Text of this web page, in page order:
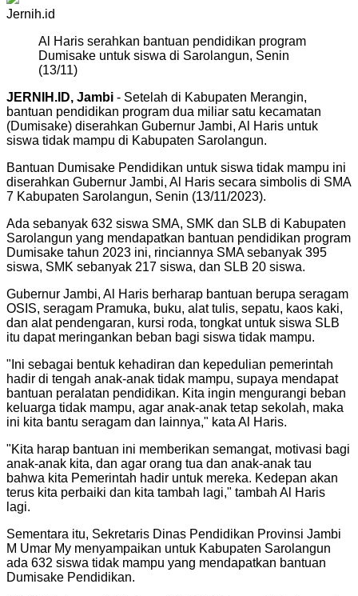
Jernih.id
Al Haris serahkan bantuan pendidikan program
Dumisake untuk siswa di Sarolangun, Senin
(13/11)
JERNIH.ID, Jambi - Setelah di Kabupaten Merangin,
bantuan pendidikan program dua miliar satu kecamatan
(Dumisake) diserahkan Gubernur Jambi, Al Haris untuk
siswa tidak mampu di Kabupaten Sarolangun.
Bantuan Dumisake Pendidikan untuk siswa tidak mampu ini
diserahkan Gubernur Jambi, Al Haris secara simbolis di SMA
7 Kabupaten Sarolangun, Senin (13/11/2023).
Ada sebanyak 632 siswa SMA, SMK dan SLB di Kabupaten
Sarolangun yang mendapatkan bantuan pendidikan program
Dumisake tahun 2023 ini, rinciannya SMA sebanyak 395
siswa, SMK sebanyak 217 siswa, dan SLB 20 siswa.
Gubernur Jambi, Al Haris berharap bantuan berupa seragam
OSIS, seragam Pramuka, buku, alat tulis, sepatu, kaos kaki,
dan alat pendengaran, kursi roda, tongkat untuk siswa SLB
itu dapat meringankan beban bagi siswa tidak mampu.
"Ini sebagai bentuk kehadiran dan kepedulian pemerintah
hadir di tengah anak-anak tidak mampu, supaya mendapat
bantuan peralatan pendidikan. Kita ingin mengurangi beban
keluarga tidak mampu, agar anak-anak tetap sekolah, maka
ini kita bantu seragam dan lainnya," kata Al Haris.
"Kita harap bantuan ini memberikan semangat, motivasi bagi
anak-anak kita, dan agar orang tua dan anak-anak tau
bahwa kita Pemerintah hadir untuk mereka. Kedepan akan
terus kita perbaiki dan kita tambah lagi," tambah Al Haris
lagi.
Sementara itu, Sekretaris Dinas Pendidikan Provinsi Jambi
M Umar My menyampaikan untuk Kabupaten Sarolangun
ada 632 siswa tidak mampu yang mendapatkan bantuan
Dumisake Pendidikan.